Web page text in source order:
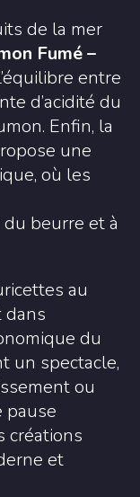
de la mer
Fumé –
entre
d’acidité du
Enfin, la
une
où les
beurre et à
au
dans
du
un spectacle,
ou
pause
créations
et